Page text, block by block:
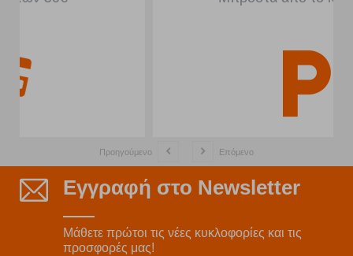
Προηγούμενο Επόμενο
Εγγραφή στο Newsletter
Μάθετε πρώτοι τις νέες κυκλοφορίες και τις
προσφορές μας!